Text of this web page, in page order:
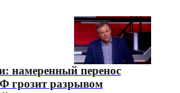
перенос
грозит разрывом